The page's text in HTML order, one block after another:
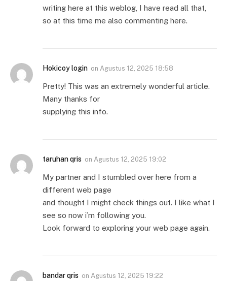
writing here at this weblog, I have read all that,
so at this time me also commenting here.
Hokicoy login on Agustus 12, 2025 18:58
Pretty! This was an extremely wonderful article.
Many thanks for
supplying this info.
taruhan qris on Agustus 12, 2025 19:02
My partner and I stumbled over here from a
different web page
and thought I might check things out. I like what I
see so now i’m following you.
Look forward to exploring your web page again.
bandar qris on Agustus 12, 2025 19:22